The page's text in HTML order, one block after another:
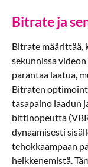
Bitrate ja
Bitrate määrittää,
sekunnissa
parantaa laatua,
Bitraten
tasapaino laadun
bittinopeutta
dynaamisesti
tehokkaampaan
heikkenemistä.